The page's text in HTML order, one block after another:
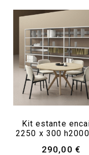
Kit estante
2250 x 300
290,00 €